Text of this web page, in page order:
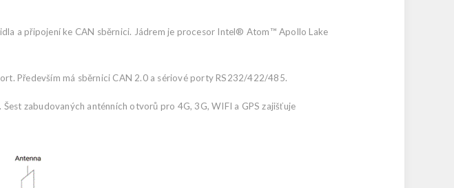
a připojení ke CAN sběrnici. Jádrem je procesor Intel® Atom™ Apollo Lake
Především má sběrnici CAN 2.0 a sériové porty RS232/422/485.
zabudovaných anténních otvorů pro 4G, 3G, WIFI a GPS zajišťuje